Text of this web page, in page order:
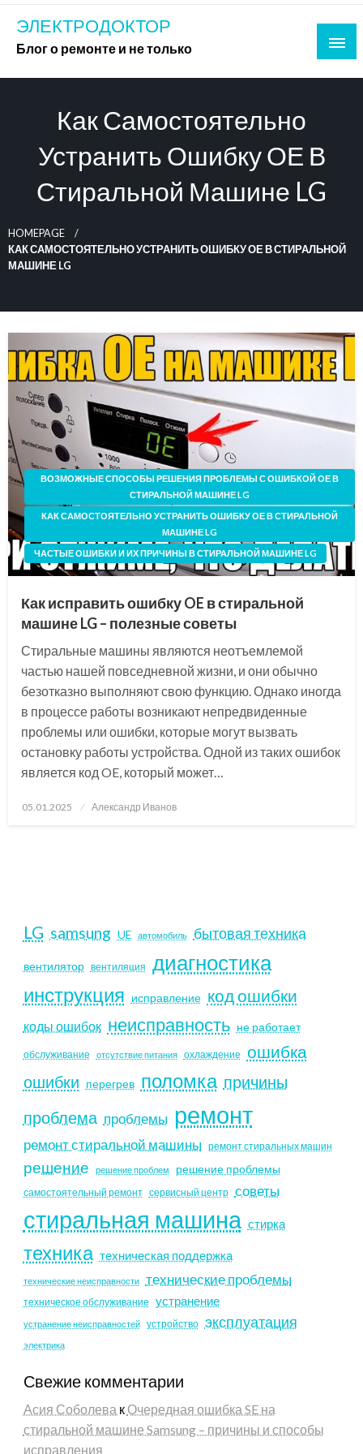
Skip
content
ЭЛЕКТРОДОКТОР
Блог о ремонте и не только
Как Самостоятельно
Устранить Ошибку ОЕ В
Стиральной Машине LG
HOMEPAGE
КАК САМОСТОЯТЕЛЬНО УСТРАНИТЬ ОШИБКУ ОЕ В СТИРАЛЬНОЙ
МАШИНЕ LG
ВОЗМОЖНЫЕ СПОСОБЫ РЕШЕНИЯ ПРОБЛЕМЫ С ОШИБКОЙ ОЕ В
СТИРАЛЬНОЙ МАШИНЕ LG
КАК САМОСТОЯТЕЛЬНО УСТРАНИТЬ ОШИБКУ ОЕ В СТИРАЛЬНОЙ
МАШИНЕ LG
ЧАСТЫЕ ОШИБКИ И ИХ ПРИЧИНЫ В СТИРАЛЬНОЙ МАШИНЕ LG
Как исправить ошибку OE в стиральной
машине LG – полезные советы
Стиральные машины являются неотъемлемой
частью нашей повседневной жизни, и они обычно
безотказно выполняют свою функцию. Однако иногда
в процессе работы возникают непредвиденные
проблемы или ошибки, которые могут вызвать
остановку работы устройства. Одной из таких ошибок
является код OE, который может…
Posted
05.01.2025 Александр Иванов
LG samsung UE автомобиль бытовая техника
вентилятор вентиляция диагностика
инструкция исправление код ошибки
коды ошибок неисправность не работает
обслуживание отсутствие питания охлаждение ошибка
ошибки
перегрев поломка причины
проблема проблемы ремонт
ремонт стиральной машины ремонт стиральных машин
решение решение проблем решение проблемы
самостоятельный ремонт сервисный центр советы
стиральная машина стирка
техника техническая поддержка
технические неисправности технические проблемы
техническое обслуживание устранение
устранение неисправностей устройство эксплуатация
электрика
Свежие комментарии
Асия Соболева к Очередная ошибка SE на
стиральной машине Samsung – причины и способы
исправления